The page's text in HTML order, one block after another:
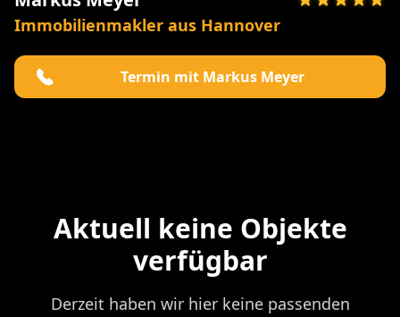
Immobilienmakler aus Hannover
Termin mit Markus Meyer
Aktuell keine Objekte
verfügbar
Derzeit haben wir hier keine passenden